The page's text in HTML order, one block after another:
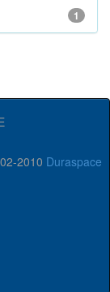
1
2010 Duraspace